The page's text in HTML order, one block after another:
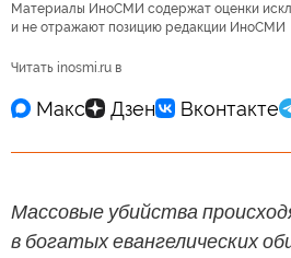
Материалы ИноСМИ содержат оценки
и не отражают позицию редакции ИноСМИ
Читать inosmi.ru в
Массовые убийства
в богатых евангелических